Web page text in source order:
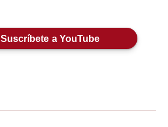
Suscríbete a YouTube